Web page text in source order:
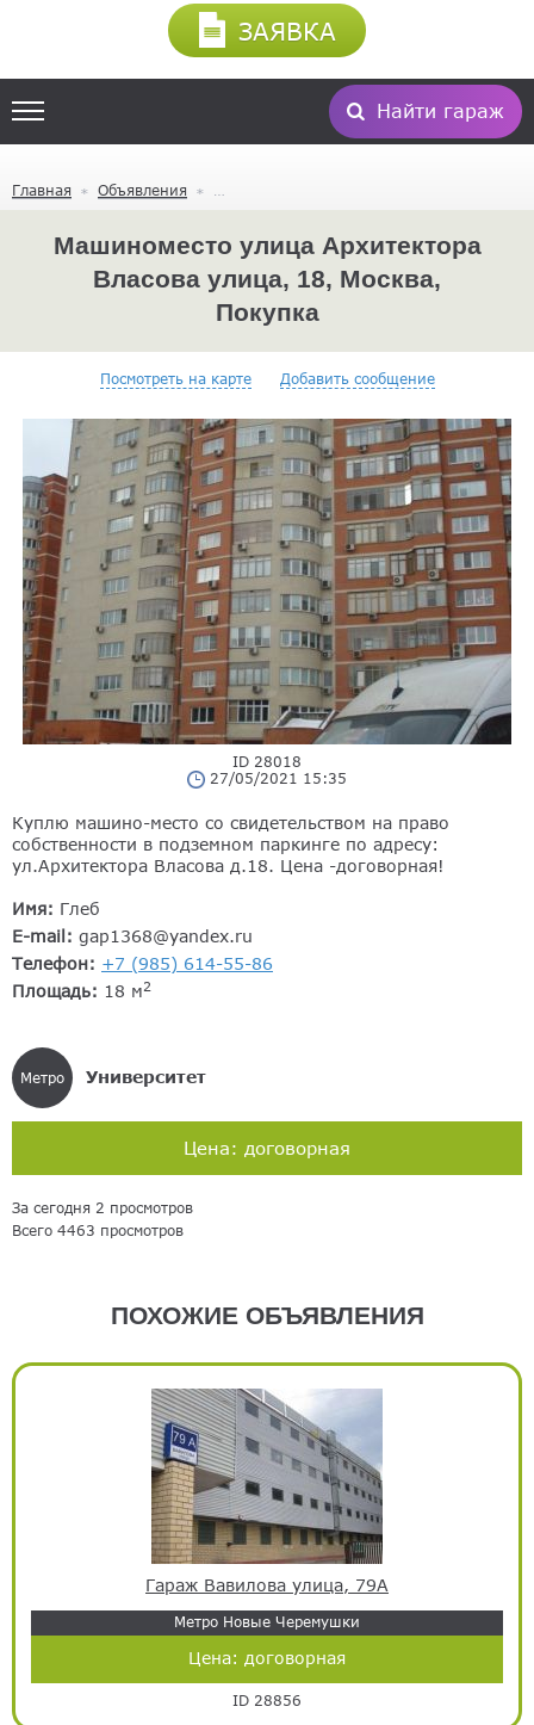
Найти гараж
ЗАЯВКА
Главная Объявления
Машиноместо улица Архитектора
Власова улица, 18, Москва,
Покупка
Посмотреть на карте Добавить сообщение
ID 28018
27/05/2021 15:35
Куплю машино-место со свидетельством на право
собственности в подземном паркинге по адресу:
ул.Архитектора Власова д.18. Цена -договорная!
Имя: Глеб
E-mail: gap1368@yandex.ru
Телефон: +7 (985) 614-55-86
Площадь: 18 м2
Метро Университет
Цена: договорная
За сегодня 2 просмотров
Всего 4463 просмотров
ПОХОЖИЕ ОБЪЯВЛЕНИЯ
Гараж Вавилова улица, 79А
Метро Новые Черемушки
Цена: договорная
ID 28856